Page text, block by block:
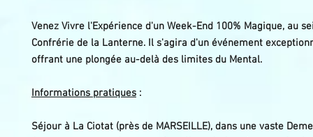
Venez Vivre l'Expérience d'un Week-End 100% Magique, au
Confrérie de la Lanterne. Il s'agira d'un événement
offrant une plongée au-delà des limites du Mental.
Informations pratiques :
Séjour à La Ciotat (près de MARSEILLE), dans une vaste